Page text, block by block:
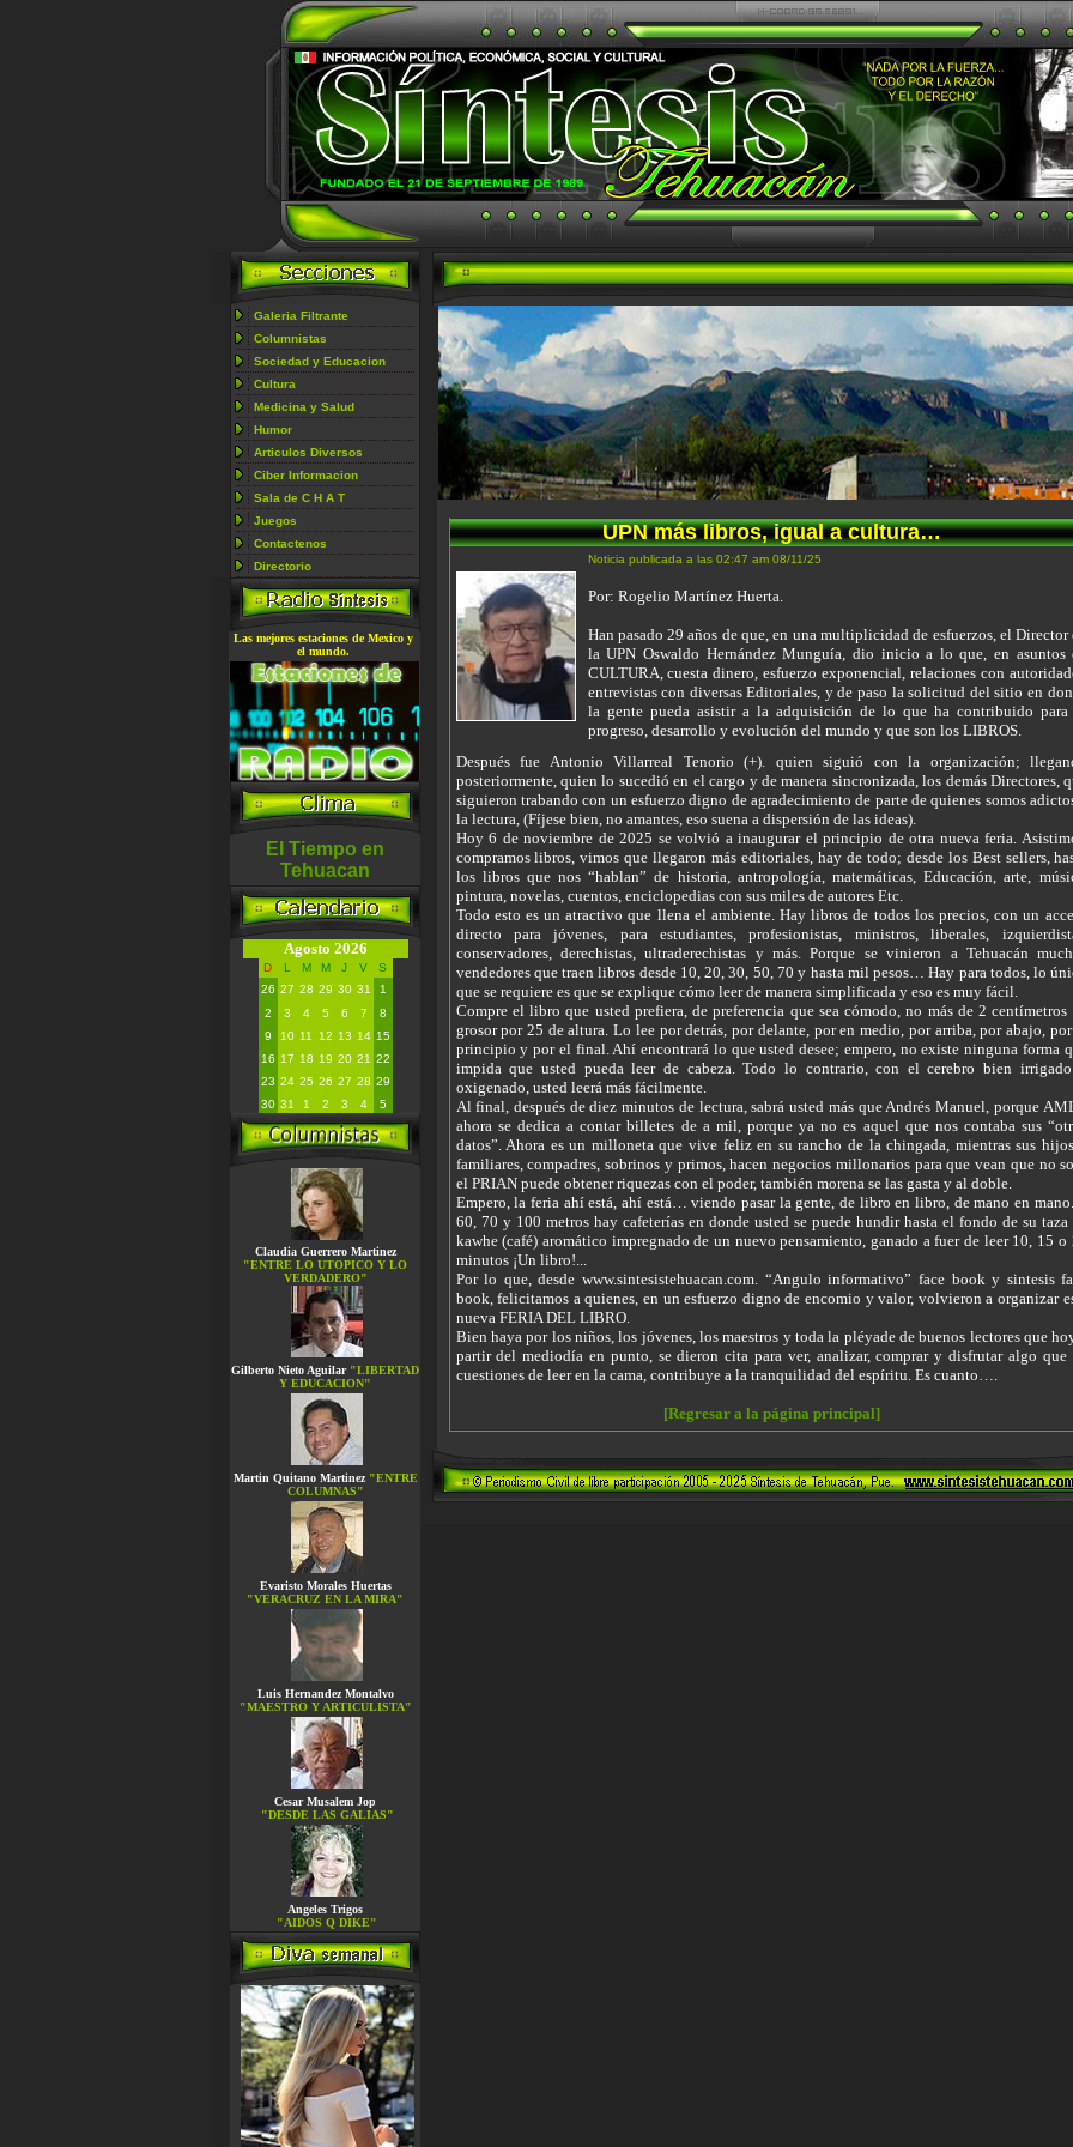
Galeria Filtrante
Columnistas
Sociedad y Educacion
Cultura
Medicina y Salud
Humor
Articulos Diversos
Ciber Informacion
Sala de C H A T
Juegos
Contactenos
Directorio
Las mejores estaciones de Mexico y
el mundo.
El Tiempo en
Tehuacan
Agosto 2026
D L M M J V
S
26 27 28 29 30 31
1
2
3 4 5 6 7
8
9
10 11 12 13 14 15
16 17 18 19 20 21 22
23 24 25 26 27 28 29
30 31 1 2 3 4 5
Claudia Guerrero Martinez
"ENTRE LO UTOPICO Y LO
VERDADERO"
Gilberto Nieto Aguilar "LIBERTAD
Y EDUCACION"
Martin Quitano Martinez "ENTRE
COLUMNAS"
Evaristo Morales Huertas
"VERACRUZ EN LA MIRA"
Luis Hernandez Montalvo
"MAESTRO Y ARTICULISTA"
Cesar Musalem Jop
"DESDE LAS GALIAS"
Angeles Trigos
"AIDOS Q DIKE"
UPN más libros, igual a cultura…
Noticia publicada a las 02:47 am 08/11/25
Por: Rogelio Martínez Huerta.
Han pasado 29 años de que, en una multiplicidad de esfuerzos, el Director
la UPN Oswaldo Hernández Munguía, dio inicio a lo que, en asuntos
CULTURA, cuesta dinero, esfuerzo exponencial, relaciones con
entrevistas con diversas Editoriales, y de paso la solicitud del sitio en
la gente pueda asistir a la adquisición de lo que ha contribuido
progreso, desarrollo y evolución del mundo y que son los LIBROS.
Después fue Antonio Villarreal Tenorio (+). quien siguió con la organización;
posteriormente, quien lo sucedió en el cargo y de manera sincronizada, los demás Directores,
siguieron trabando con un esfuerzo digno de agradecimiento de parte de quienes somos
la lectura, (Fíjese bien, no amantes, eso suena a dispersión de las ideas).
Hoy 6 de noviembre de 2025 se volvió a inaugurar el principio de otra nueva feria.
compramos libros, vimos que llegaron más editoriales, hay de todo; desde los Best sellers,
los libros que nos “hablan” de historia, antropología, matemáticas, Educación, arte,
pintura, novelas, cuentos, enciclopedias con sus miles de autores Etc.
Todo esto es un atractivo que llena el ambiente. Hay libros de todos los precios, con un
directo para jóvenes, para estudiantes, profesionistas, ministros, liberales,
conservadores, derechistas, ultraderechistas y más. Porque se vinieron a Tehuacán
vendedores que traen libros desde 10, 20, 30, 50, 70 y hasta mil pesos… Hay para todos, lo
que se requiere es que se explique cómo leer de manera simplificada y eso es muy fácil.
Compre el libro que usted prefiera, de preferencia que sea cómodo, no más de 2 centímetros
grosor por 25 de altura. Lo lee por detrás, por delante, por en medio, por arriba, por abajo,
principio y por el final. Ahí encontrará lo que usted desee; empero, no existe ninguna forma
impida que usted pueda leer de cabeza. Todo lo contrario, con el cerebro bien
oxigenado, usted leerá más fácilmente.
Al final, después de diez minutos de lectura, sabrá usted más que Andrés Manuel, porque
ahora se dedica a contar billetes de a mil, porque ya no es aquel que nos contaba sus
datos”. Ahora es un milloneta que vive feliz en su rancho de la chingada, mientras sus
familiares, compadres, sobrinos y primos, hacen negocios millonarios para que vean que no
el PRIAN puede obtener riquezas con el poder, también morena se las gasta y al doble.
Empero, la feria ahí está, ahí está… viendo pasar la gente, de libro en libro, de mano en
60, 70 y 100 metros hay cafeterías en donde usted se puede hundir hasta el fondo de su taza
kawhe (café) aromático impregnado de un nuevo pensamiento, ganado a fuer de leer 10, 15 o
minutos ¡Un libro!...
Por lo que, desde www.sintesistehuacan.com. “Angulo informativo” face book y sintesis
book, felicitamos a quienes, en un esfuerzo digno de encomio y valor, volvieron a organizar
nueva FERIA DEL LIBRO.
Bien haya por los niños, los jóvenes, los maestros y toda la pléyade de buenos lectores que
partir del mediodía en punto, se dieron cita para ver, analizar, comprar y disfrutar algo que
cuestiones de leer en la cama, contribuye a la tranquilidad del espíritu. Es cuanto….
[Regresar a la página principal]